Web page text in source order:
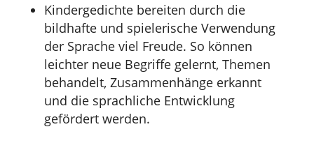
Kindergedichte bereiten durch die
bildhafte und spielerische Verwendung
der Sprache viel Freude. So können
leichter neue Begriffe gelernt, Themen
behandelt, Zusammenhänge erkannt
und die sprachliche Entwicklung
gefördert werden.